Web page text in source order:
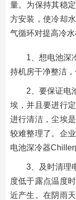
量。为保持其稳
方安装，使冷却
气循环对提高冷
1、想电池深
持机房干净整洁
2、要保证电
埃，并且要进行
进行清洁，尘埃
较难整理了。企
电池深冷器Chiller
3、及时清理
度低于露点温度
近产生。在阴雨